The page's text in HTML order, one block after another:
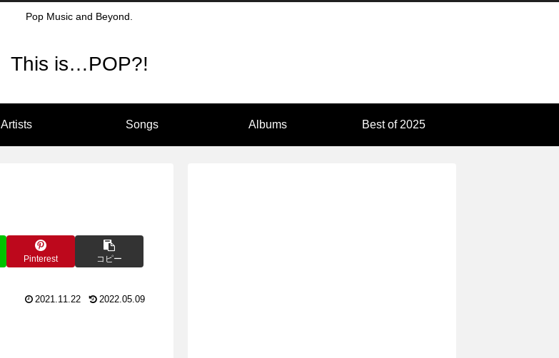
Pop Music and Beyond.
This is…POP?!
Artists Songs Albums Best of 2025
Pinterest コピー
2021.11.22 2022.05.09